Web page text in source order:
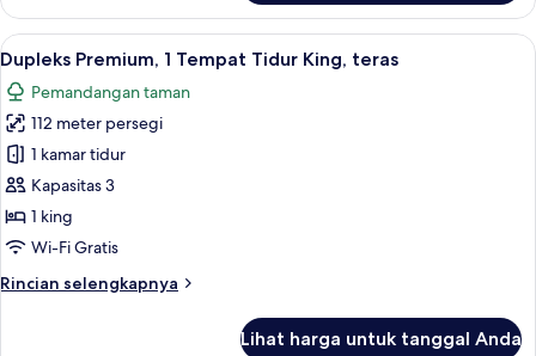
Suite
Deluks,
1
Tempat
Tidur
King,
teras
Lihat
semua
foto
untuk
Dupleks
Premium,
1
Tempat
King,
Minibar, brankas, meja kerja, dan
11
Dupleks Premium, 1 Tempat Tidur King, teras
Pemandangan taman
112 meter persegi
1 kamar tidur
Kapasitas 3
1 king
Wi-Fi Gratis
Rincian selengkapnya
Rincian
Lihat harga untuk tanggal Anda